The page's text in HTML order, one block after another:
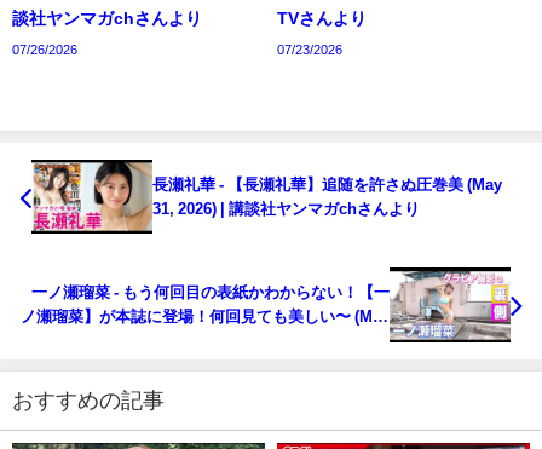
談社ヤンマガchさんより
07/26/2026
TVさんより
07/23/2026
長瀬礼華 - 【長瀬礼華】追随を許さぬ圧巻美 (May
31, 2026) | 講談社ヤンマガchさんより
一ノ瀬瑠菜 - もう何回目の表紙かわからない！【一
ノ瀬瑠菜】が本誌に登場！何回見ても美しい〜 (May
おすすめの記事